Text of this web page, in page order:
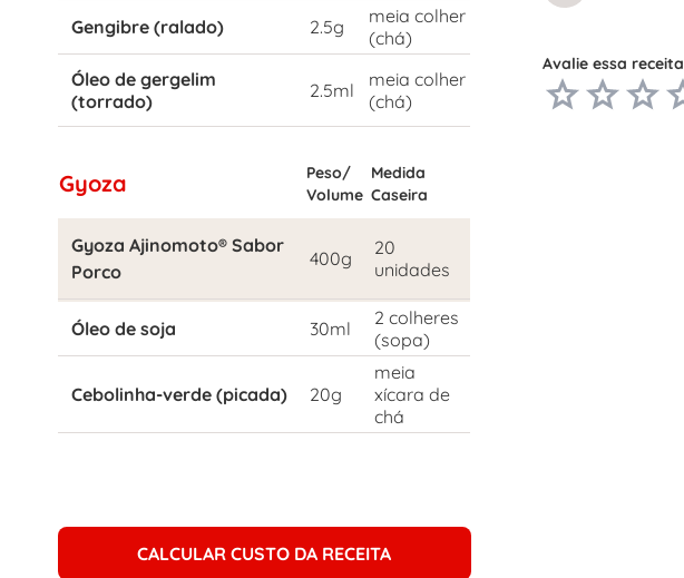
Gengibre (ralado)
2.5g
meia colher
(chá)
Óleo de gergelim
(torrado)
2.5ml
meia colher
(chá)
Gyoza
Peso/
Volume
Medida
Caseira
Gyoza Ajinomoto® Sabor
Porco
400g
20
unidades
Óleo de soja 30ml
2 colheres
(sopa)
Cebolinha-verde (picada) 20g
meia
xícara de
chá
CALCULAR CUSTO DA RECEITA
Avalie essa receita